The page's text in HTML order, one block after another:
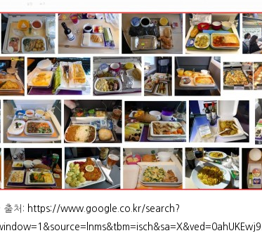
출처: https://www.google.co.kr/search?